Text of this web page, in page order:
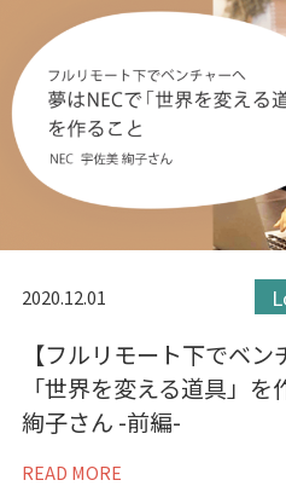
2020.12.01
【フルリモート下でベ
「世界を変える道具」
絢子さん -前編-
READ MORE